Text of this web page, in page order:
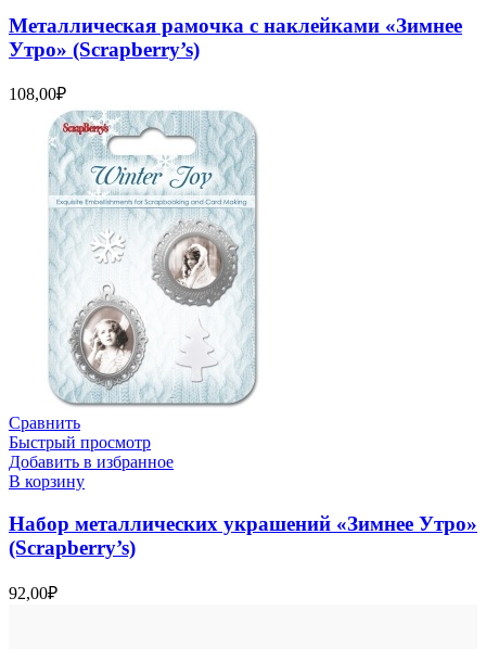
Металлическая рамочка с наклейками «Зимнее
Утро» (Scrapberry’s)
108,00₽
Сравнить
Быстрый просмотр
Добавить в избранное
В корзину
Набор металлических украшений «Зимнее Утро»
(Scrapberry’s)
92,00₽